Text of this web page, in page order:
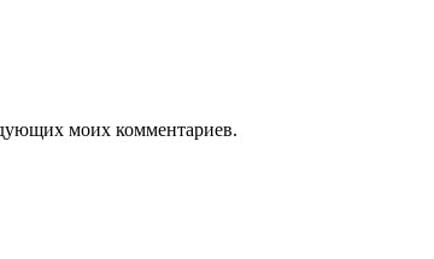
моих комментариев.